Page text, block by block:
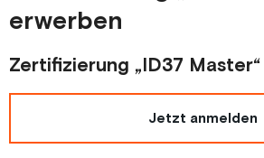
erwerben
Zertifizierung „ID37
Jetzt anmelden